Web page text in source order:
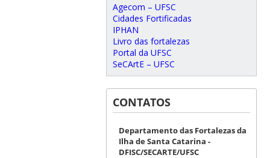
Agecom – UFSC
Cidades Fortificadas
IPHAN
Livro das fortalezas
Portal da UFSC
SeCArtE – UFSC
CONTATOS
Departamento das Fortalezas da
Ilha de Santa Catarina -
DFISC/SECARTE/UFSC